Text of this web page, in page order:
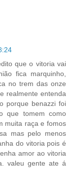
que o vitoria vai
fica marquinho,
no trem das onze
realmente entenda
porque benazzi foi
que tomem como
muita raça e fomos
mas pelo menos
do vitoria pois é
amor ao vitoria
valeu gente ate á